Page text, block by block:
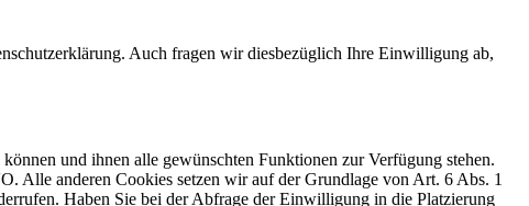
Auch fragen wir diesbezüglich Ihre Einwilligung ab,
und ihnen alle gewünschten Funktionen zur Verfügung stehen.
Alle anderen Cookies setzen wir auf der Grundlage von Art. 6 Abs. 1
Haben Sie bei der Abfrage der Einwilligung in die Platzierung